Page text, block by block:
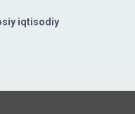
iqtisodiy